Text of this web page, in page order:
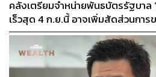
คลังเตรียมจำหน่ายพันธบัตรรัฐบาล
เร็วสุด 4 ก.ย.นี้ อาจเพิ่มสัดส่วนกา
First มากขึ้น